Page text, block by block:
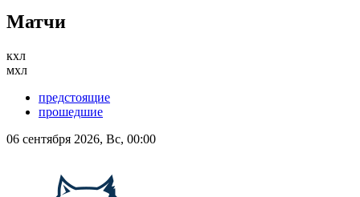
Матчи
кхл
мхл
предстоящие
прошедшие
06 сентября 2026, Вс, 00:00